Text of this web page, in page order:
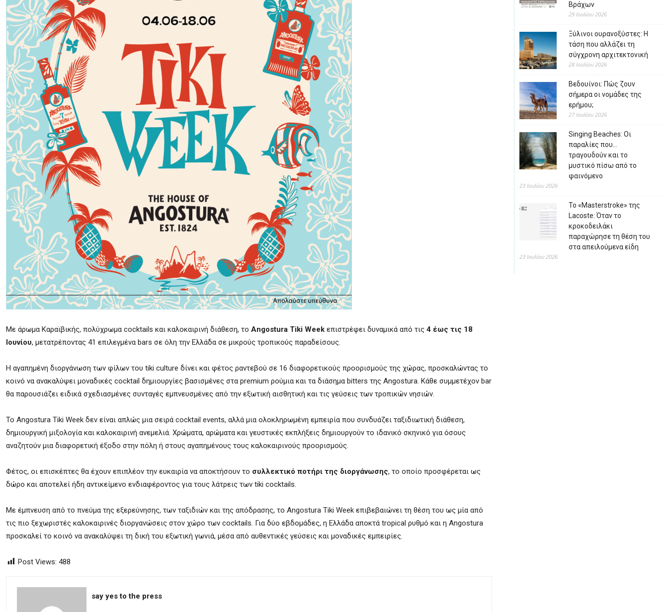
Με άρωμα Καραϊβικής, πολύχρωμα cocktails και καλοκαιρινή διάθεση, το Angostura Tiki Week επιστρέφει δυναμικά από τις 4 έως τις 18
Ιουνίου, μετατρέποντας 41 επιλεγμένα bars σε όλη την Ελλάδα σε μικρούς τροπικούς παραδείσους.
Η αγαπημένη διοργάνωση των φίλων του tiki culture δίνει και φέτος ραντεβού σε 16 διαφορετικούς προορισμούς της χώρας, προσκαλώντας το
κοινό να ανακαλύψει μοναδικές cocktail δημιουργίες βασισμένες στα premium ρούμια και τα διάσημα bitters της Angostura. Κάθε συμμετέχον bar
θα παρουσιάζει ειδικά σχεδιασμένες συνταγές εμπνευσμένες από την εξωτική αισθητική και τις γεύσεις των τροπικών νησιών.
Το Angostura Tiki Week δεν είναι απλώς μια σειρά cocktail events, αλλά μια ολοκληρωμένη εμπειρία που συνδυάζει ταξιδιωτική διάθεση,
δημιουργική μιξολογία και καλοκαιρινή ανεμελιά. Χρώματα, αρώματα και γευστικές εκπλήξεις δημιουργούν το ιδανικό σκηνικό για όσους
αναζητούν μια διαφορετική έξοδο στην πόλη ή στους αγαπημένους τους καλοκαιρινούς προορισμούς.
Φέτος, οι επισκέπτες θα έχουν επιπλέον την ευκαιρία να αποκτήσουν το συλλεκτικό ποτήρι της διοργάνωσης, το οποίο προσφέρεται ως
δώρο και αποτελεί ήδη αντικείμενο ενδιαφέροντος για τους λάτρεις των tiki cocktails.
Με έμπνευση από το πνεύμα της εξερεύνησης, των ταξιδιών και της απόδρασης, το Angostura Tiki Week επιβεβαιώνει τη θέση του ως μία από
τις πιο ξεχωριστές καλοκαιρινές διοργανώσεις στον χώρο των cocktails. Για δύο εβδομάδες, η Ελλάδα αποκτά tropical ρυθμό και η Angostura
προσκαλεί το κοινό να ανακαλύψει τη δική του εξωτική γωνιά, μέσα από αυθεντικές γεύσεις και μοναδικές εμπειρίες.
Post Views: 488
say yes to the press
Βράχων
29 Ιουλίου 2026
Ξύλινοι ουρανοξύστες: Η
τάση που αλλάζει τη
σύγχρονη αρχιτεκτονική
28 Ιουλίου 2026
Βεδουίνοι: Πώς ζουν
σήμερα οι νομάδες της
ερήμου;
27 Ιουλίου 2026
Singing Beaches: Οι
παραλίες που…
τραγουδούν και το
μυστικό πίσω από το
φαινόμενο
23 Ιουλίου 2026
Το «Masterstroke» της
Lacoste: Όταν το
κροκοδειλάκι
παραχώρησε τη θέση του
στα απειλούμενα είδη
23 Ιουλίου 2026